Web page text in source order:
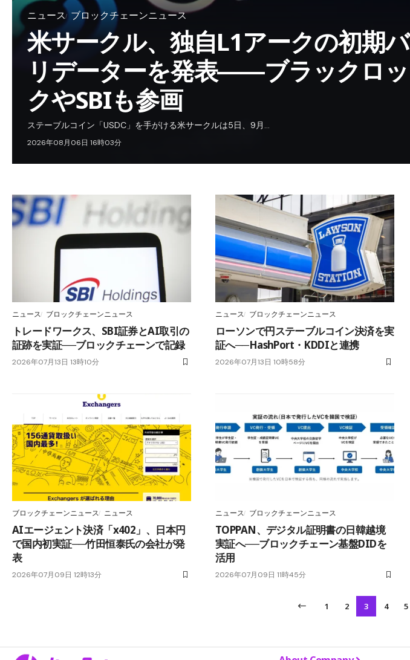
ニュース ブロックチェーンニュース
米サークル、独自L1アークの初期バ
リデーターを発表――ブラックロッ
クやSBIも参画
ステーブルコイン「USDC」を手がける米サークルは5日、9月…
2026年08月06日 16時03分
ニュース ブロックチェーンニュース
トレードワークス、SBI証券とAI取引の
証跡を実証──ブロックチェーンで記録
2026年07月13日 13時10分
ニュース ブロックチェーンニュース
ローソンで円ステーブルコイン決済を実
証へ──HashPort・KDDIと連携
2026年07月13日 10時58分
ブロックチェーンニュース ニュース
AIエージェント決済「x402」、日本円
で国内初実証──竹田恒泰氏の会社が発
表
2026年07月09日 12時13分
ニュース ブロックチェーンニュース
TOPPAN、デジタル証明書の日韓越境
実証へ──ブロックチェーン基盤DIDを
活用
2026年07月09日 11時45分
1 2 3 4 5